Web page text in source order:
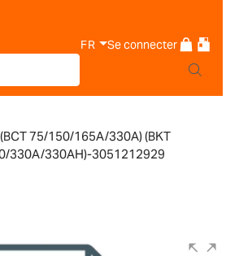
FR Se connecter
(BCT 75/150/165A/330A) (BKT
330A/330AH)-3051212929